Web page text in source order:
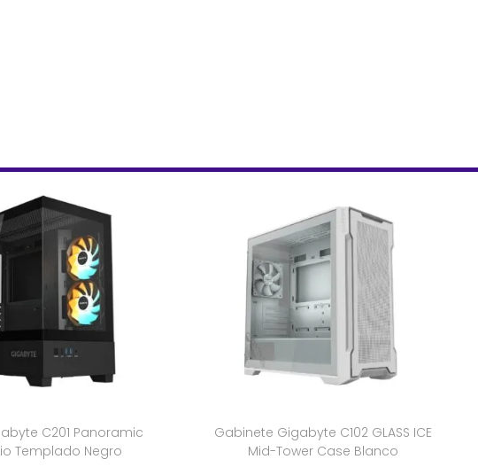
C201 Panoramic
Templado Negro
Gabinete Gigabyte C102 GLASS ICE
Mid-Tower Case Blanco